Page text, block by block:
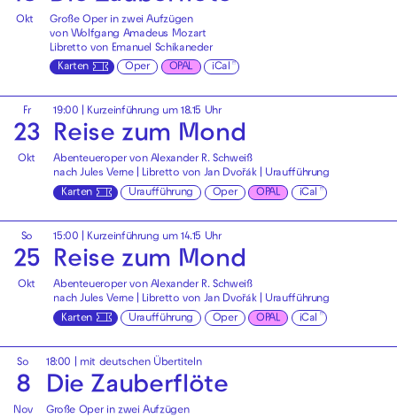
Okt
Große Oper in zwei Aufzügen
von Wolfgang Amadeus Mozart
Libretto von Emanuel Schikaneder
Karten
Oper OPAL iCal
Fr
23
Okt
19:00 | Kurzeinführung um 18.15 Uhr
Reise zum Mond
Abenteueroper von Alexander R. Schweiß
nach Jules Verne | Libretto von Jan Dvořák | Uraufführung
Karten
Uraufführung Oper OPAL iCal
So
25
Okt
15:00 | Kurzeinführung um 14.15 Uhr
Reise zum Mond
Abenteueroper von Alexander R. Schweiß
nach Jules Verne | Libretto von Jan Dvořák | Uraufführung
Karten
Uraufführung Oper OPAL iCal
So
8
Nov
18:00 mit deutschen Übertiteln
Die Zauberflöte
Große Oper in zwei Aufzügen